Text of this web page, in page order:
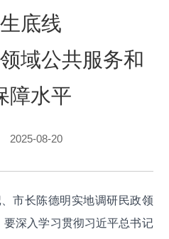
底线
域公共服务和
障水平
2025-08-20
长陈德明实地调研民政领
深入学习贯彻习近平总书记